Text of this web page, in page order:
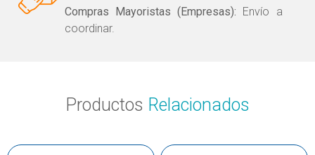
Compras Mayoristas (Empresas): Envío a
coordinar.
Productos Relacionados